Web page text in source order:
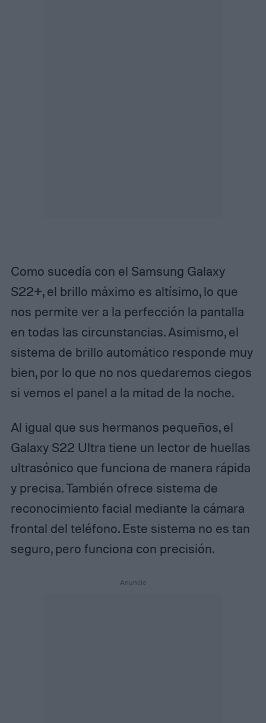
Como sucedía con el Samsung Galaxy
S22+, el brillo máximo es altísimo, lo que
nos permite ver a la perfección la pantalla
en todas las circunstancias. Asimismo, el
sistema de brillo automático responde muy
bien, por lo que no nos quedaremos ciegos
si vemos el panel a la mitad de la noche.
Al igual que sus hermanos pequeños, el
Galaxy S22 Ultra tiene un lector de huellas
ultrasónico que funciona de manera rápida
y precisa. También ofrece sistema de
reconocimiento facial mediante la cámara
frontal del teléfono. Este sistema no es tan
seguro, pero funciona con precisión.